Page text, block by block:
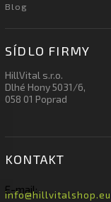
Blog
SÍDLO FIRMY
HillVital s.r.o.
Dlhé Hony 5031/6,
058 01 Poprad
KONTAKT
E-mail:
info@hillvitalshop.eu